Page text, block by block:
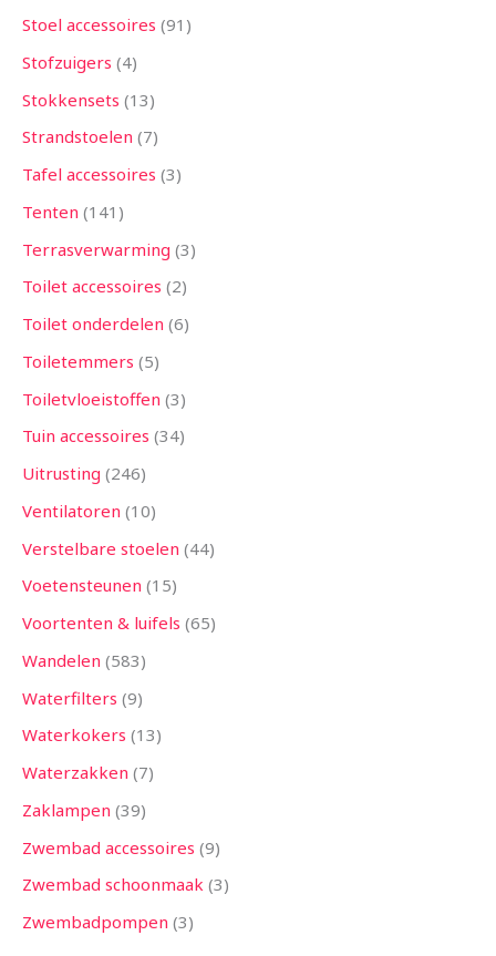
Stoel accessoires 91
Stofzuigers 4
Stokkensets 13
Strandstoelen 7
Tafel accessoires 3
Tenten 141
Terrasverwarming 3
Toilet accessoires 2
Toilet onderdelen 6
Toiletemmers 5
Toiletvloeistoffen 3
Tuin accessoires 34
Uitrusting 246
Ventilatoren 10
Verstelbare stoelen 44
Voetensteunen 15
Voortenten & luifels 65
Wandelen 583
Waterfilters 9
Waterkokers 13
Waterzakken 7
Zaklampen 39
Zwembad accessoires 9
Zwembad schoonmaak 3
Zwembadpompen 3